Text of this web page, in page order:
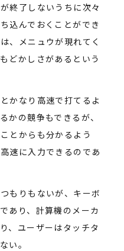
終了しないうちに次々
込んでおくことができ
、メニュウが現れてく
どかしさがあるという
かなり高速で打てるよ
かの競争もできるが、
とからも分かるよう
速に入力できるのであ
もりもないが、キーボ
あり、計算機のメーカ
、ユーザーはタッチタ
い。